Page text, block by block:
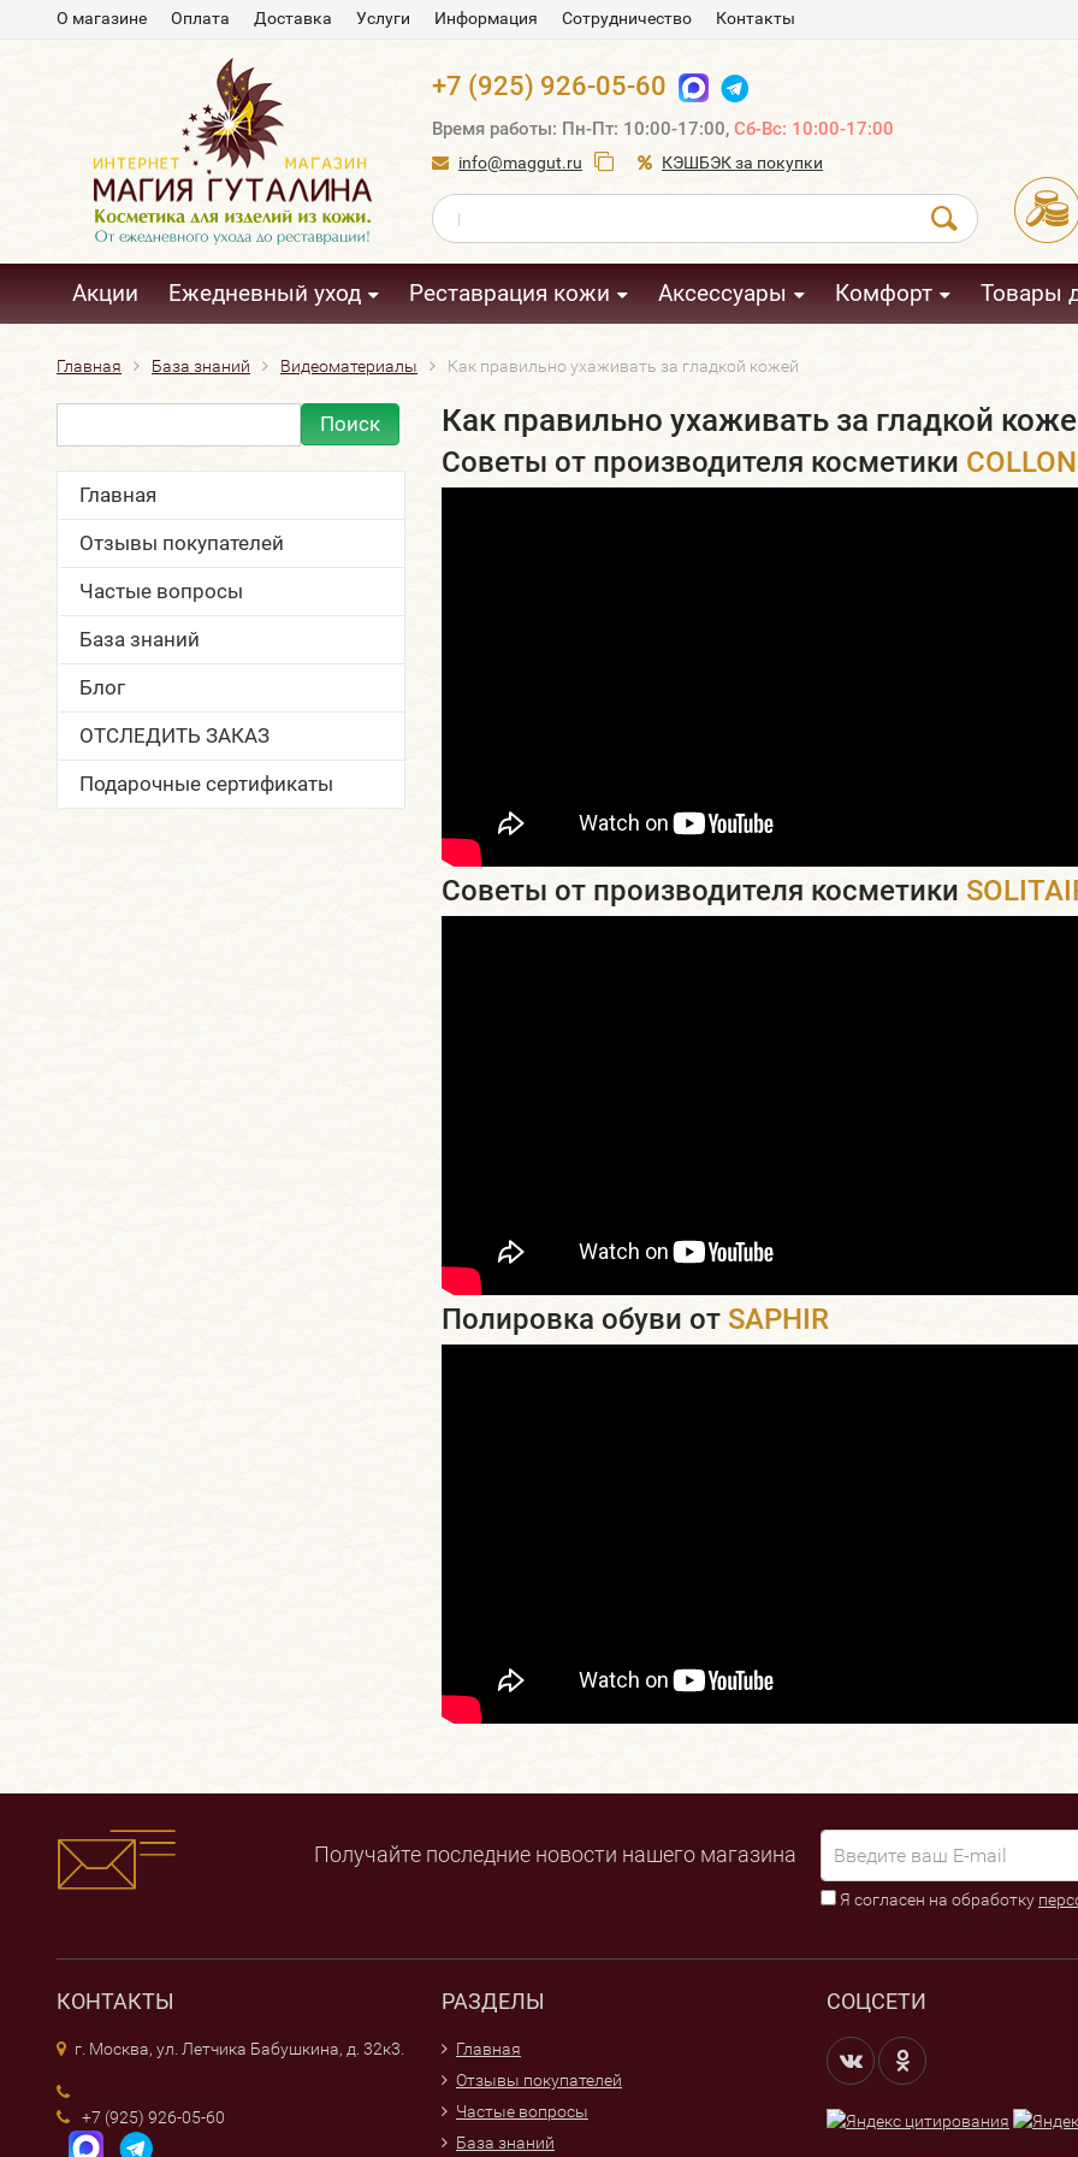
О магазине Оплата Доставка Услуги Информация Сотрудничество Контакты
+7 (925) 926-05-60
Время работы: Пн-Пт: 10:00-17:00, Сб-Вс: 10:00-17:00
info@maggut.ru КЭШБЭК за покупки
Акции Ежедневный уход Реставрация кожи Аксессуары Комфорт Товары
Главная База знаний Видеоматериалы Как правильно ухаживать за гладкой кожей
Главная
Отзывы покупателей
Частые вопросы
База знаний
Блог
ОТСЛЕДИТЬ ЗАКАЗ
Подарочные сертификаты
Как правильно ухаживать за гладкой
Советы от производителя косметики
Советы от производителя косметики
Полировка обуви от SAPHIR
Получайте последние новости нашего магазина
Я согласен на обработку
КОНТАКТЫ
г. Москва, ул. Летчика Бабушкина, д. 32к3.
+7 (925) 926-05-60
РАЗДЕЛЫ
Главная
Отзывы покупателей
Частые вопросы
База знаний
СОЦСЕТИ